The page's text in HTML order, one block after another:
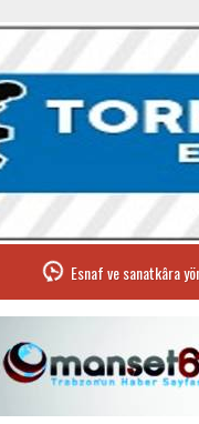
Esnaf ve sanatkâra